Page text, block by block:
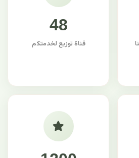
48
قناة توزيع لخدمتكم